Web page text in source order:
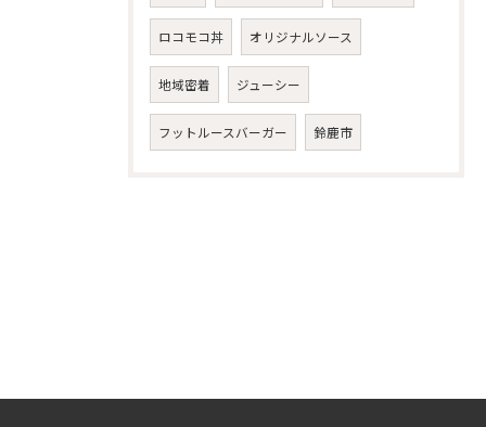
ロコモコ丼 オリジナルソース
地域密着 ジューシー
フットルースバーガー 鈴鹿市